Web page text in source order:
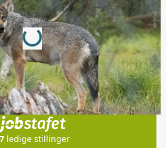
Annonce
Loading...
Jobs
samarbejde med
ledige stillinger